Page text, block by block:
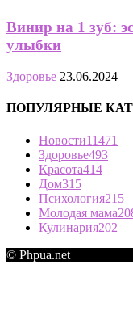
Винир на 1 зуб:
улыбки
Здоровье 23.06.2024
ПОПУЛЯРНЫЕ
Новости11471
Здоровье493
Красота414
Дом315
Психология215
Молодая мама
Кулинария202
© Phpua.net